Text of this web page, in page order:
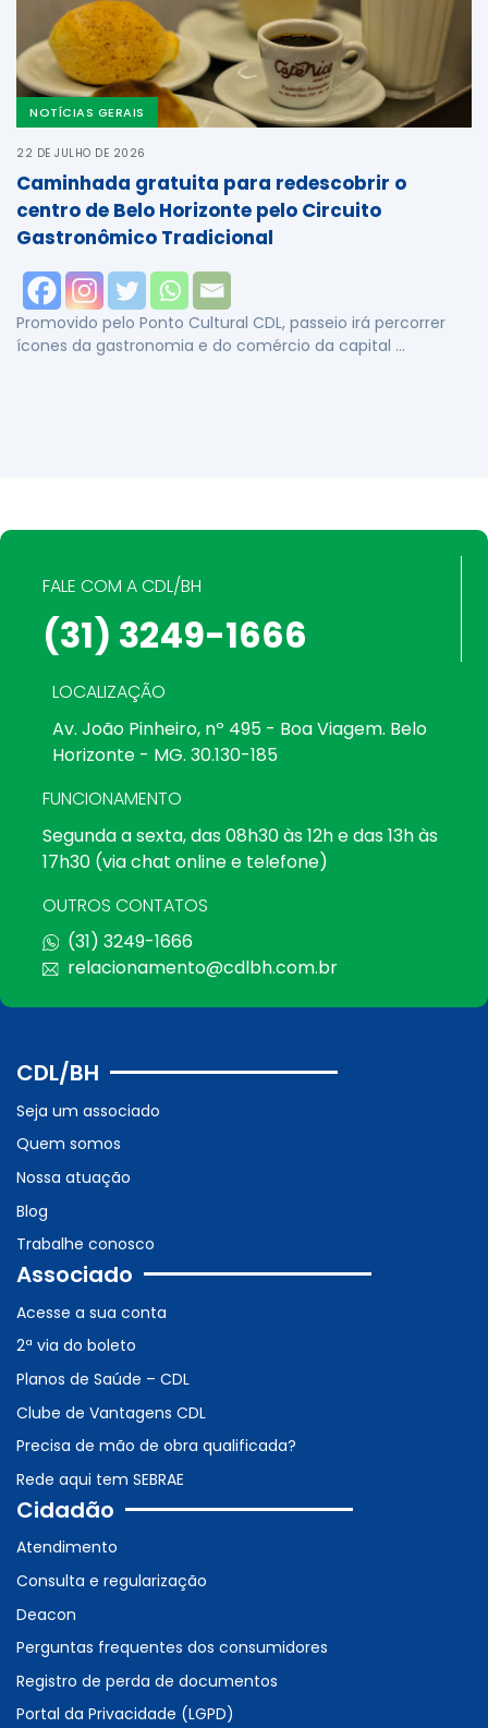
NOTÍCIAS GERAIS
22 DE JULHO DE 2026
Caminhada gratuita para redescobrir o
centro de Belo Horizonte pelo Circuito
Gastronômico Tradicional
Promovido pelo Ponto Cultural CDL, passeio irá percorrer
ícones da gastronomia e do comércio da capital …
FALE COM A CDL/BH
(31) 3249-1666
LOCALIZAÇÃO
Av. João Pinheiro, nº 495 - Boa Viagem. Belo
Horizonte - MG. 30.130-185
FUNCIONAMENTO
Segunda a sexta, das 08h30 às 12h e das 13h às
17h30 (via chat online e telefone)
OUTROS CONTATOS
(31) 3249-1666
relacionamento@cdlbh.com.br
CDL/BH
Seja um associado
Quem somos
Nossa atuação
Blog
Trabalhe conosco
Associado
Acesse a sua conta
2ª via do boleto
Planos de Saúde – CDL
Clube de Vantagens CDL
Precisa de mão de obra qualificada?
Rede aqui tem SEBRAE
Cidadão
Atendimento
Consulta e regularização
Deacon
Perguntas frequentes dos consumidores
Registro de perda de documentos
Portal da Privacidade (LGPD)